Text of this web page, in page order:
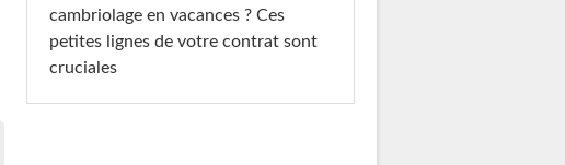
cambriolage en vacances ? Ces
petites lignes de votre contrat sont
cruciales